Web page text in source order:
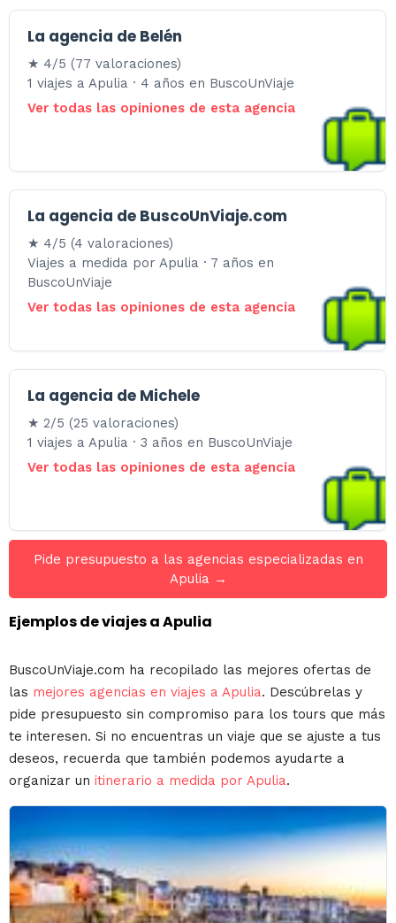
La agencia de Belén
★ 4/5 (77 valoraciones)
1 viajes a Apulia · 4 años en BuscoUnViaje
Ver todas las opiniones de esta agencia
La agencia de BuscoUnViaje.com
★ 4/5 (4 valoraciones)
Viajes a medida por Apulia · 7 años en
BuscoUnViaje
Ver todas las opiniones de esta agencia
La agencia de Michele
★ 2/5 (25 valoraciones)
1 viajes a Apulia · 3 años en BuscoUnViaje
Ver todas las opiniones de esta agencia
Pide presupuesto a las agencias especializadas en
Apulia →
Ejemplos de viajes a Apulia
BuscoUnViaje.com ha recopilado las mejores ofertas de
las mejores agencias en viajes a Apulia. Descúbrelas y
pide presupuesto sin compromiso para los tours que más
te interesen. Si no encuentras un viaje que se ajuste a tus
deseos, recuerda que también podemos ayudarte a
organizar un itinerario a medida por Apulia.